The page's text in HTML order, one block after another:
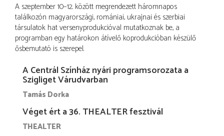
A szeptember 10–12. között megrendezett háromnapos
találkozón magyarországi, romániai, ukrajnai és szerbiai
társulatok hat versenyprodukcióval mutatkoznak be, a
programban egy határokon átívelő koprodukcióban készülő
ősbemutató is szerepel.
A Centrál Színház nyári programsorozata a
Szigliget Várudvarban
Tamás Dorka
Véget ért a 36. THEALTER fesztivál
THEALTER